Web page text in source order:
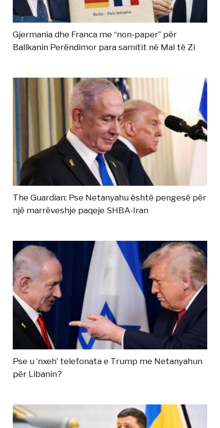
Gjermania dhe Franca me “non-paper” për
Ballkanin Perëndimor para samitit në Mal të Zi
The Guardian: Pse Netanyahu është pengesë për
një marrëveshje paqeje SHBA-Iran
Pse u ‘nxeh’ telefonata e Trump me Netanyahun
për Libanin?